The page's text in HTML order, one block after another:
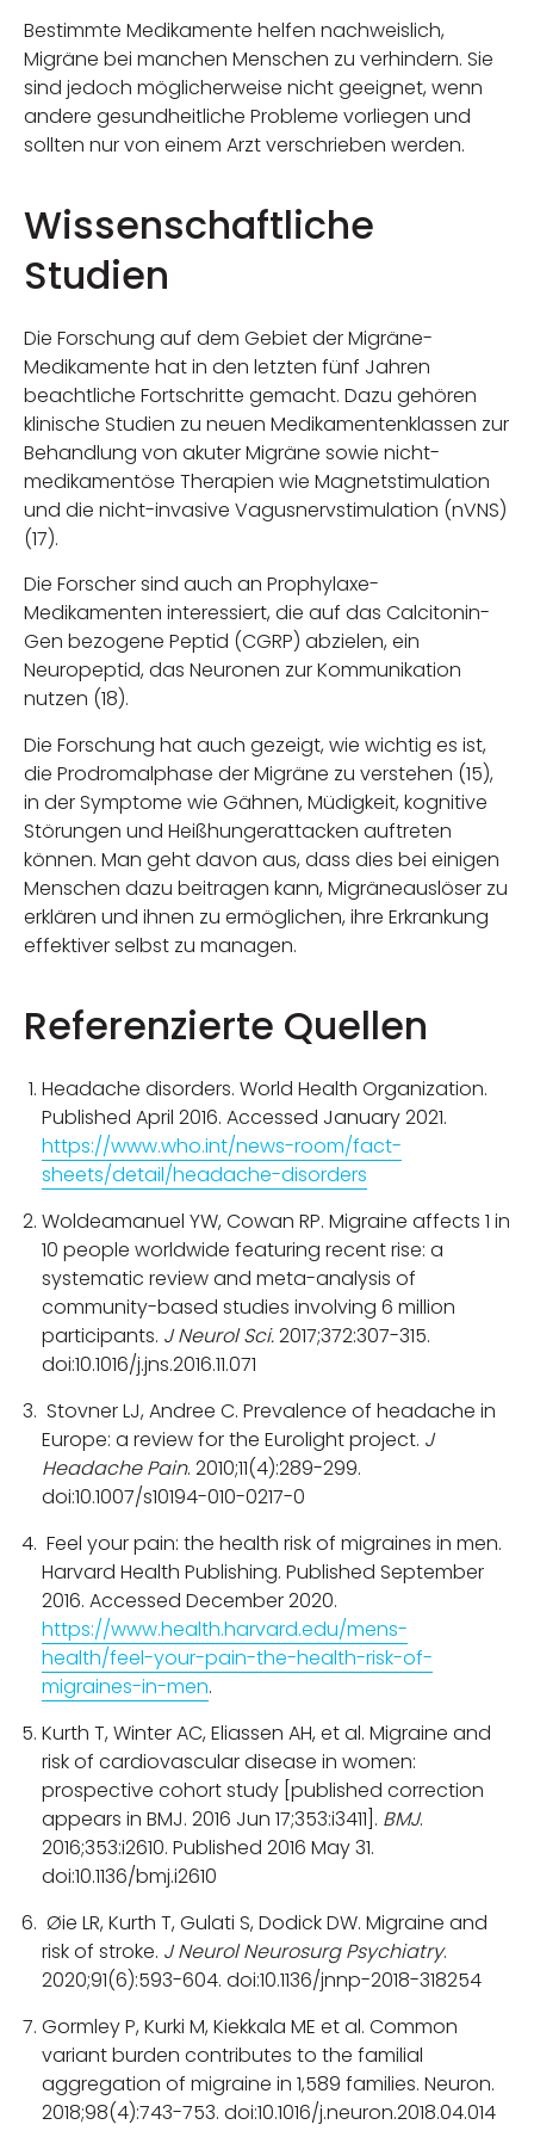
Bestimmte Medikamente helfen nachweislich,
Migräne bei manchen Menschen zu verhindern. Sie
sind jedoch möglicherweise nicht geeignet, wenn
andere gesundheitliche Probleme vorliegen und
sollten nur von einem Arzt verschrieben werden.
Wissenschaftliche
Studien
Die Forschung auf dem Gebiet der Migräne-
Medikamente hat in den letzten fünf Jahren
beachtliche Fortschritte gemacht. Dazu gehören
klinische Studien zu neuen Medikamentenklassen zur
Behandlung von akuter Migräne sowie nicht-
medikamentöse Therapien wie Magnetstimulation
und die nicht-invasive Vagusnervstimulation (nVNS)
(17).
Die Forscher sind auch an Prophylaxe-
Medikamenten interessiert, die auf das Calcitonin-
Gen bezogene Peptid (CGRP) abzielen, ein
Neuropeptid, das Neuronen zur Kommunikation
nutzen (18).
Die Forschung hat auch gezeigt, wie wichtig es ist,
die Prodromalphase der Migräne zu verstehen (15),
in der Symptome wie Gähnen, Müdigkeit, kognitive
Störungen und Heißhungerattacken auftreten
können. Man geht davon aus, dass dies bei einigen
Menschen dazu beitragen kann, Migräneauslöser zu
erklären und ihnen zu ermöglichen, ihre Erkrankung
effektiver selbst zu managen.
Referenzierte Quellen
Headache disorders. World Health Organization.
Published April 2016. Accessed January 2021.
https://www.who.int/news-room/fact-
sheets/detail/headache-disorders
Woldeamanuel YW, Cowan RP. Migraine affects 1 in
10 people worldwide featuring recent rise: a
systematic review and meta-analysis of
community-based studies involving 6 million
participants. J Neurol Sci.2017;372:307-315.
doi:10.1016/j.jns.2016.11.071
Stovner LJ, Andree C. Prevalence of headache in
Europe: a review for the Eurolight project. J
Headache Pain. 2010;11(4):289-299.
doi:10.1007/s10194-010-0217-0
Feel your pain: the health risk of migraines in men.
Harvard Health Publishing. Published September
2016. Accessed December 2020.
https://www.health.harvard.edu/mens-
health/feel-your-pain-the-health-risk-of-
migraines-in-men.
Kurth T, Winter AC, Eliassen AH, et al. Migraine and
risk of cardiovascular disease in women:
prospective cohort study [published correction
appears in BMJ. 2016 Jun 17;353:i3411]. BMJ.
2016;353:i2610. Published 2016 May 31.
doi:10.1136/bmj.i2610
Øie LR, Kurth T, Gulati S, Dodick DW. Migraine and
risk of stroke. J Neurol Neurosurg Psychiatry.
2020;91(6):593-604. doi:10.1136/jnnp-2018-318254
Gormley P, Kurki M, Kiekkala ME et al. Common
variant burden contributes to the familial
aggregation of migraine in 1,589 families. Neuron.
2018;98(4):743-753. doi:10.1016/j.neuron.2018.04.014